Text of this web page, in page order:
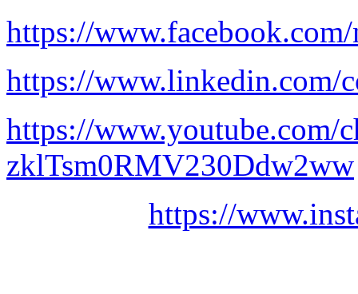
https://
https://www.linkedin.com/
https://www.youtube.com/
zklTsm0RMV230Ddw2ww
https://